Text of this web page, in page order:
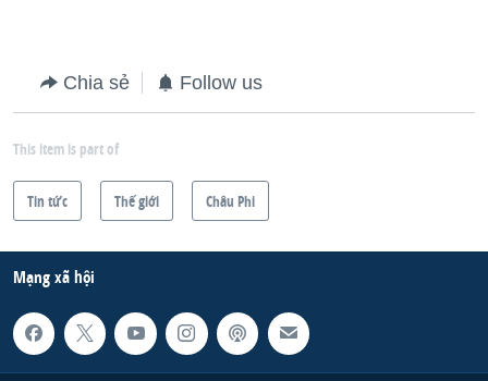
Chia sẻ Follow us
This item is part of
Tin tức Thế giới Châu Phi
Mạng xã hội